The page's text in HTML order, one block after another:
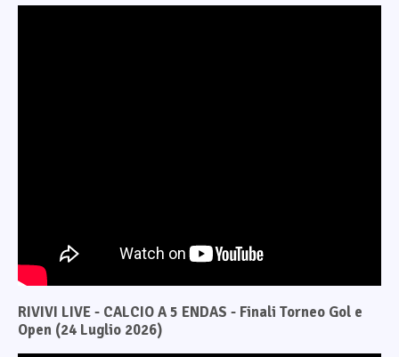
RIVIVI LIVE - CALCIO A 5 ENDAS - Finali Torneo Gol e
Open (24 Luglio 2026)